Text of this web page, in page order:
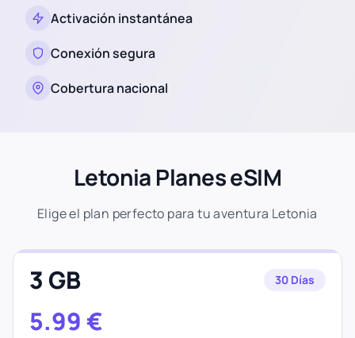
Activación instantánea
Conexión segura
Cobertura nacional
Letonia Planes eSIM
Elige el plan perfecto para tu aventura Letonia
3 GB 30 Días
5.99 €